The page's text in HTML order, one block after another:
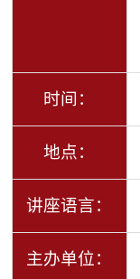
时间：
地点：
讲座语言：
主办单位：